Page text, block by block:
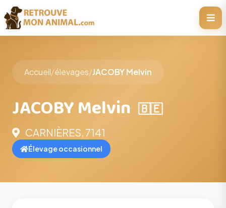
Accueil/élevages/JACOBY Melvin
JACOBY Melvin 🇧🇪
CARNIÈRES, 7141
Élevage occasionnel